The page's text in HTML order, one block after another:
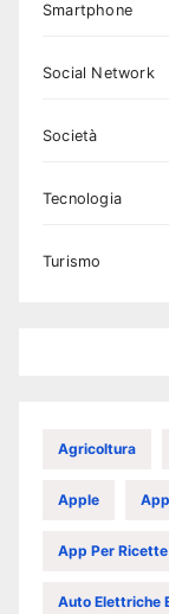
Smartphone
Social Network
Società
Tecnologia
Turismo
Agricoltura
Apple
App Per Ricette
Auto Elettriche